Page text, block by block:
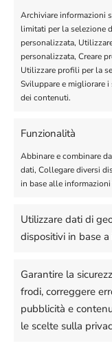
Archiviare informazioni
limitati per la selezione
personalizzata,
personalizzata, Creare
Utilizzare profili per la
Sviluppare e migliorare
dei contenuti.
Funzionalità
Abbinare e combinare
dati, Collegare diversi
in base alle
Utilizzare dati di
dispositivi in base
Garantire la
frodi, correggere
pubblicità e
le scelte sulla
Changelog
02/02/2024
Notifiche
23/10/2023
Telefoni
Auto
Openai,
16/01/2023